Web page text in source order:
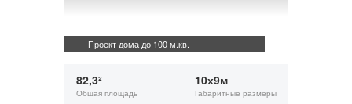
Проект дома до 100 м.кв.
82,3²
Общая площадь
10х9м
Габаритные размеры